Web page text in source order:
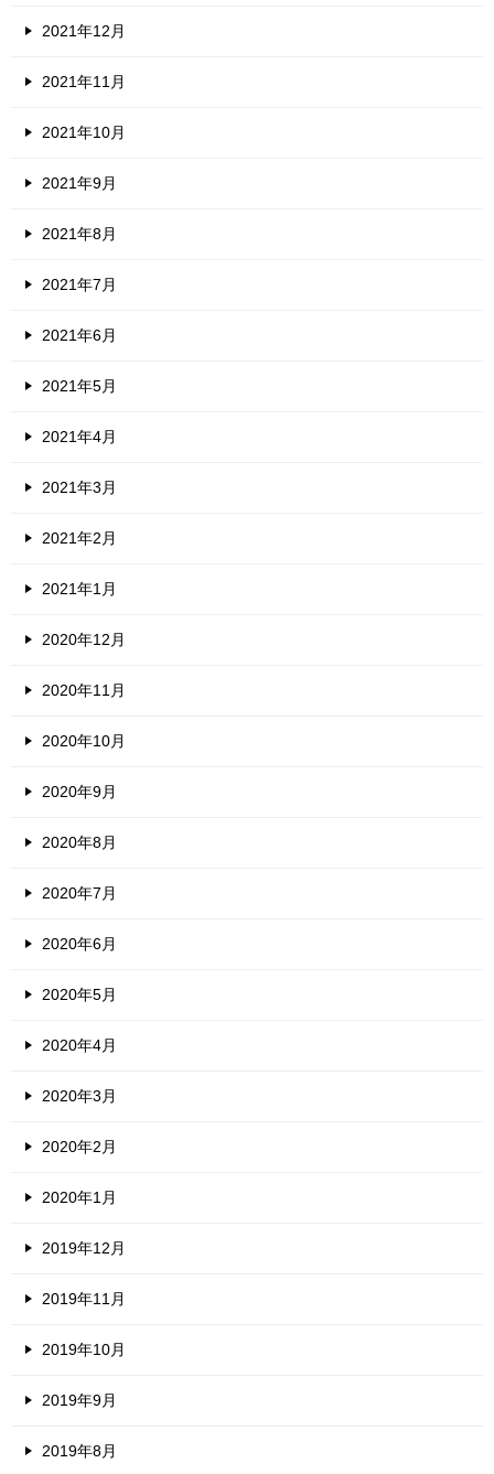
2021年12月
2021年11月
2021年10月
2021年9月
2021年8月
2021年7月
2021年6月
2021年5月
2021年4月
2021年3月
2021年2月
2021年1月
2020年12月
2020年11月
2020年10月
2020年9月
2020年8月
2020年7月
2020年6月
2020年5月
2020年4月
2020年3月
2020年2月
2020年1月
2019年12月
2019年11月
2019年10月
2019年9月
2019年8月